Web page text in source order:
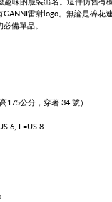
GANNI雷射logo。無論是碎花
備單品。
175公分，穿著 34 號）
6, L=US 8